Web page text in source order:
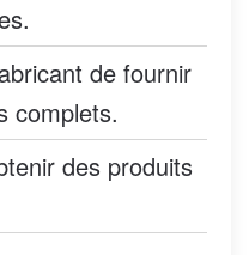
de fournir
complets.
des produits